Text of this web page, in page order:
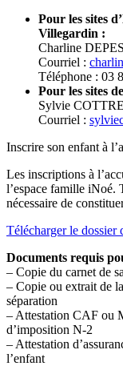
Pour les sites
Villegardin :
Charline
Courriel :
Téléphone : 03
Pour les sites
Sylvie
Courriel :
Inscrire son enfant à
Les inscriptions à
l’espace famille iNoé.
nécessaire de
Télécharger le dossier
Documents requis
– Copie du carnet de
– Copie ou extrait de
séparation
– Attestation CAF ou
d’imposition N-2
– Attestation
l’enfant